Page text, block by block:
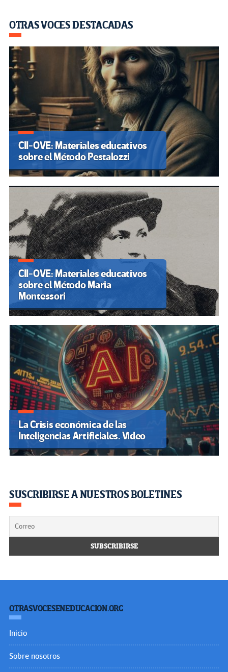
OTRAS VOCES DESTACADAS
CII-OVE: Materiales educativos
sobre el Método Pestalozzi
CII-OVE: Materiales educativos
sobre el Método Maria
Montessori
La Crisis económica de las
Inteligencias Artificiales. Video
SUSCRIBIRSE A NUESTROS BOLETINES
OTRASVOCESENEDUCACION.ORG
Inicio
Sobre nosotros